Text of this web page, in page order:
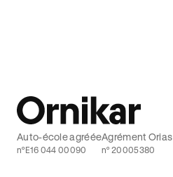
Auto-école agréée
n°E16 044 00090
Agrément Orias
n° 20005380